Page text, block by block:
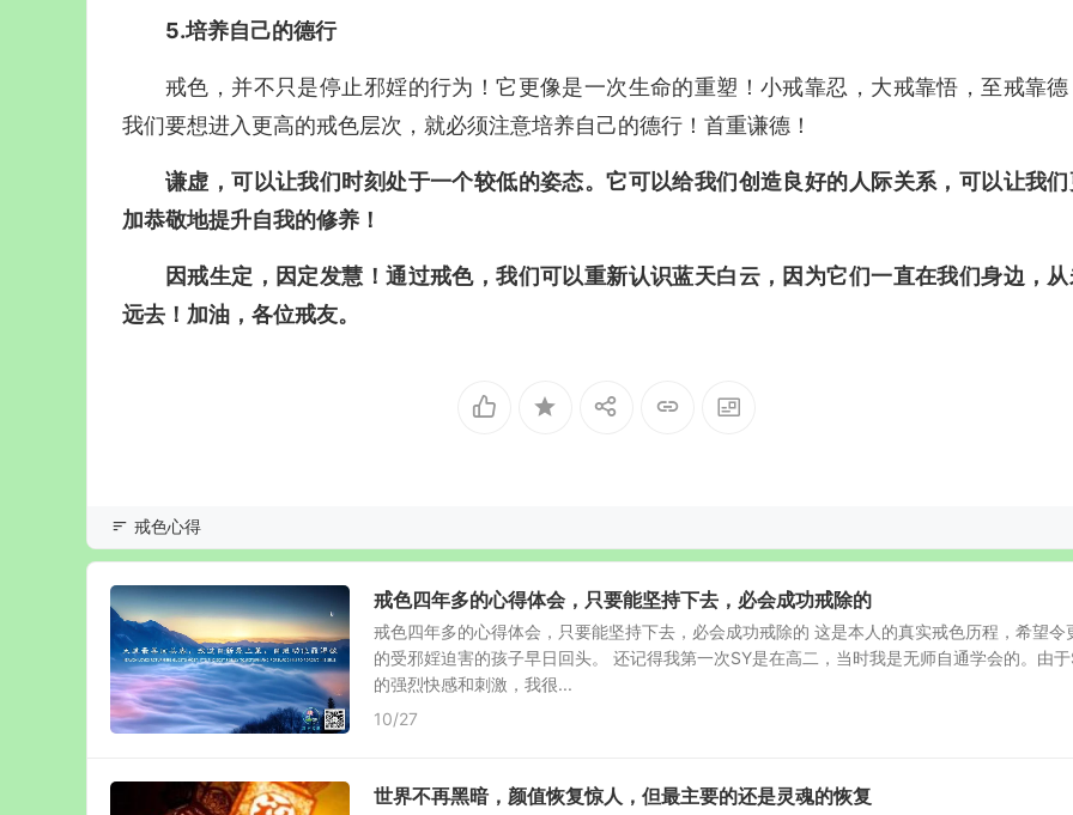
5.培养自己的德行
戒色，并不只是停止邪婬的行为！它更像是一次生命的重塑！小戒靠忍，大戒靠悟，至戒靠德
我们要想进入更高的戒色层次，就必须注意培养自己的德行！首重谦德！
谦虚，可以让我们时刻处于一个较低的姿态。它可以给我们创造良好的人际关系，可以让我
加恭敬地提升自我的修养！
因戒生定，因定发慧！通过戒色，我们可以重新认识蓝天白云，因为它们一直在我们身边，
远去！加油，各位戒友。
戒色心得
戒色四年多的心得体会，只要能坚持下去，必会成功戒除的
戒色四年多的心得体会，只要能坚持下去，必会成功戒除的 这是本人的真实戒色历程，希望令
的受邪婬迫害的孩子早日回头。 还记得我第一次SY是在高二，当时我是无师自通学会的。由
的强烈快感和刺激，我很...
10/27
世界不再黑暗，颜值恢复惊人，但最主要的还是灵魂的恢复